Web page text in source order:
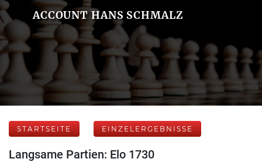
ACCOUNT HANS SCHMALZ
STARTSEITE EINZELERGEBNISSE
Langsame Partien: Elo 1730